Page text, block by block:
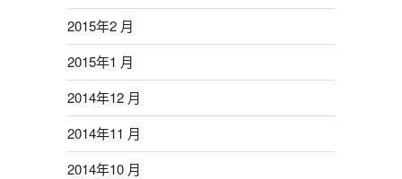
2015年2 月
2015年1 月
2014年12 月
2014年11 月
2014年10 月